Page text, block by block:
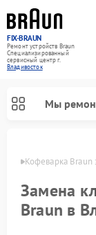
FIX-BRAUN
Ремонт устройств Braun
Специализированный
cервисный центр г.
Владивосток
Мы
Кофеварка Braun
Замена
Braun в